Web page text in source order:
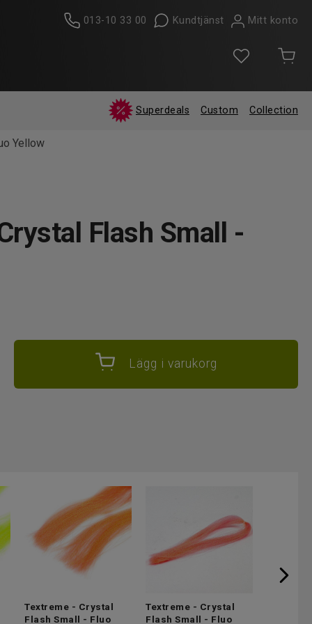
013-10 33 00 Kundtjänst Mitt konto
Superdeals Custom Collection
Yellow
Flash Small -
Lägg i varukorg
Textreme - Crystal
Flash Small - Fluo
Textreme - Crystal
Flash Small - Fluo